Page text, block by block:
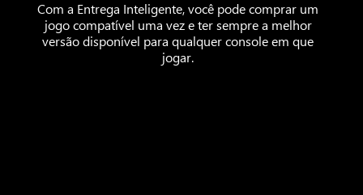
Com a Entrega Inteligente, você pode comprar um
jogo compatível uma vez e ter sempre a melhor
versão disponível para qualquer console em que
jogar.